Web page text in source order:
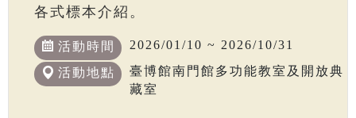
各式標本介紹。
活動時間 2026/01/10 ~ 2026/10/31
活動地點
臺博館南門館多功能教室及開放典
藏室